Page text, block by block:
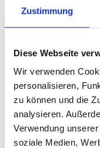
Zustimmung
Diese Webseite
Wir verwenden
personalisieren,
zu können und die
analysieren.
Verwendung
soziale Medien,
Die Bohrungen